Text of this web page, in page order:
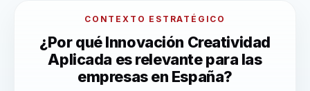
CONTEXTO ESTRATÉGICO
¿Por qué Innovación Creatividad
Aplicada es relevante para las
empresas en España?